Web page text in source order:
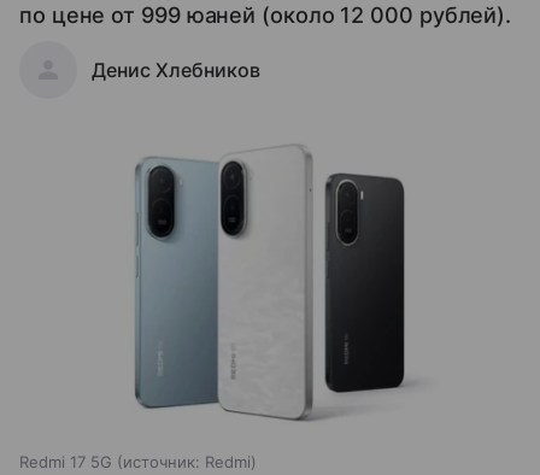
по цене от 999 юаней (около 12 000 рублей).
Денис Хлебников
Redmi 17 5G источник: Redmi